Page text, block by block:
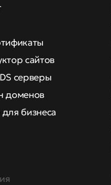
сайтов
серверы
доменов
бизнеса